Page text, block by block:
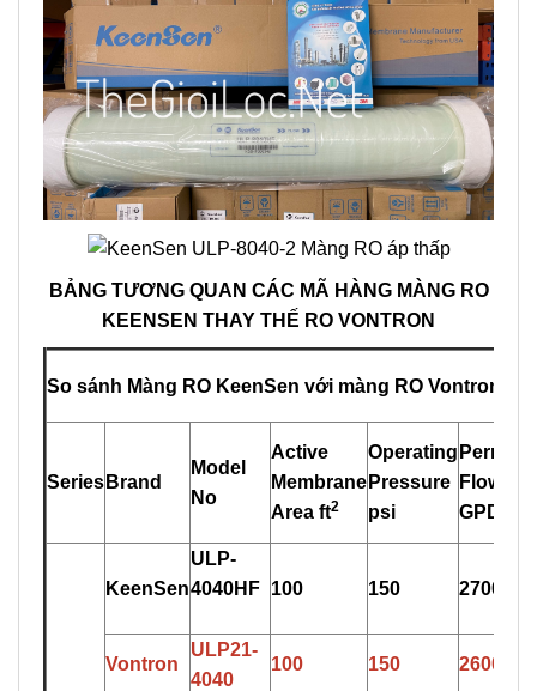
BẢNG TƯƠNG QUAN CÁC MÃ HÀNG MÀNG RO
KE E NSEN THAY THẾ RO VONTRON
So sánh Màng RO KeenSen với màng RO Vontron,
Series Brand
Model
No
Active
Membrane
Area ft2
Operating
Pressure
psi
Permeat
Flow
GPD
KeenSen
ULP-
4040HF 100 150 2700
Vontron
ULP21-
4040
100 150 2600